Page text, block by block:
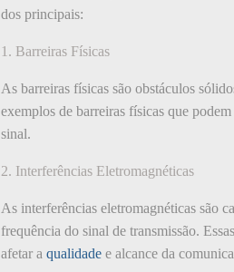
dos principais:
1. Barreiras Físicas
As barreiras físicas são obstáculos
exemplos de barreiras físicas que
sinal.
2. Interferências Eletromagnéticas
As interferências eletromagnéticas são
frequência do sinal de transmissão.
afetar a qualidade e alcance da